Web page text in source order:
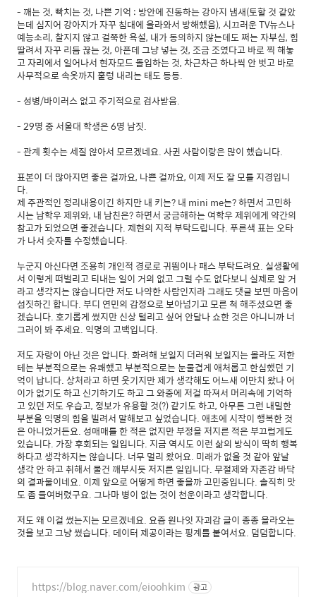
- 깨는 것, 빡치는 것, 나쁜 기억 : 방안에 진동하는 강아지 냄새(토할 것 같았
는데 심지어 강아지가 자꾸 침대에 올라와서 방해했음), 시끄러운 TV뉴스나
예능소리, 찰지지 않고 걸쭉한 욕설, 내가 동의하지 않는데도 쩌는 자부심, 힘
딸려서 자꾸 리듬 끊는 것, 아픈데 그냥 넣는 것, 조금 조였다고 바로 찍 해놓
고 자리에서 일어나서 현자모드 돌입하는 것, 차근차근 하나씩 안 벗고 바로
사무적으로 속옷까지 훌렁 내리는 태도 등등.
- 성병/바이러스 없고 주기적으로 검사받음.
- 29명 중 서울대 학생은 6명 남짓.
- 관계 횟수는 세질 않아서 모르겠네요. 사귄 사람이랑은 많이 했습니다.
표본이 더 많아지면 좋은 걸까요, 나쁜 걸까요, 이제 저도 잘 모를 지경입니
다.
제 주관적인 정리내용이긴 하지만 내 키는? 내 mini me는? 하면서 고민하
시는 남학우 제위와, 내 남친은? 하면서 궁금해하는 여학우 제위에게 약간의
참고가 되었으면 좋겠습니다. 제현의 지적 부탁드립니다. 푸른색 표는 오타
가 나서 숫자를 수정했습니다.
누군지 아신다면 조용히 개인적 경로로 귀띔이나 패스 부탁드려요. 실생활에
서 이렇게 떠벌리고 티내는 일이 거의 없고 그럴 수도 없다보니 실제로 알 거
라고 생각지는 않습니다만 저도 나약한 사람인지라 그래도 댓글 보면 마음이
섬짓하긴 합니다. 부디 연민의 감정으로 보아넘기고 모른 척 해주셨으면 좋
겠습니다. 호기롭게 썼지만 신상 털리고 싶어 안달나 쇼한 것은 아니니까 너
그러이 봐 주세요. 익명의 고백입니다.
저도 자랑이 아닌 것은 압니다. 화려해 보일지 더러워 보일지는 몰라도 저한
테는 부분적으로는 유쾌했고 부분적으로는 눈물겹게 애처롭고 한심했던 기
억이 납니다. 상처라고 하면 웃기지만 제가 생각해도 어느새 이만치 왔나 어
이가 없기도 하고 신기하기도 하고 그 와중에 저걸 따져서 머리속에 기억하
고 있던 저도 우습고, 정보가 유용할 것(?) 같기도 하고, 아무튼 그런 내밀한
부분을 익명의 힘을 빌려서 말해보고 싶었습니다. 애초에 시작이 행복한 것
은 아니었거든요. 성매매를 한 적은 없지만 부정을 저지른 적은 부끄럽게도
있습니다. 가장 후회되는 일입니다. 지금 역시도 이런 삶의 방식이 딱히 행복
하다고 생각하지는 않습니다. 너무 멀리 왔어요. 미래가 없을 것 같아 앞날
생각 안 하고 취해서 물건 깨부시듯 저지른 일입니다. 무절제와 자존감 바닥
의 결과물이네요. 이제 앞으로 어떻게 하면 좋을까 고민중입니다. 솔직히 맛
도 좀 들여버렸구요. 그나마 병이 없는 것이 천운이라고 생각합니다.
저도 왜 이걸 썼는지는 모르겠네요. 요즘 원나잇 자괴감 글이 종종 올라오는
것을 보고 그냥 썼습니다. 데이터 제공이라는 핑계를 붙여서요. 덤덤합니다.
https://blog.naver.com/eioohkim 광고